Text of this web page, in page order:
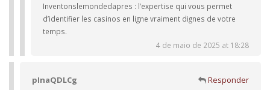
Inventonslemondedapres : l’expertise qui vous permet
d’identifier les casinos en ligne vraiment dignes de votre
temps.
4 de maio de 2025 at 18:28
pInaQDLCg Responder